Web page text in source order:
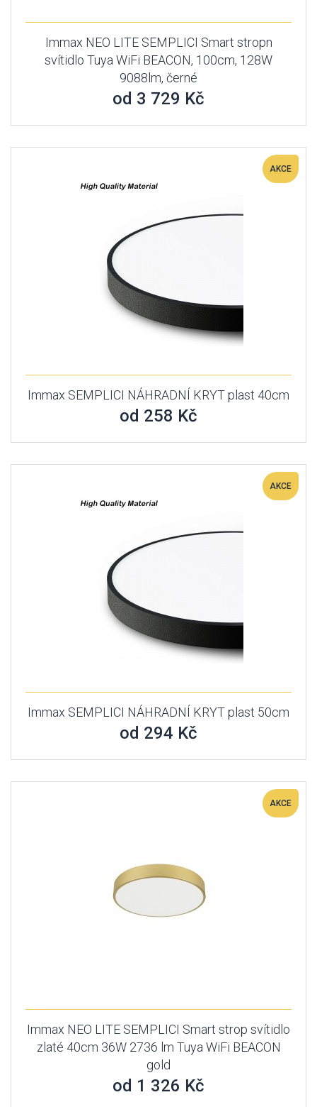
Immax NEO LITE SEMPLICI Smart stropn
svítidlo Tuya WiFi BEACON, 100cm, 128W
9088lm, černé
od 3 729 Kč
AKCE
Immax SEMPLICI NÁHRADNÍ KRYT plast 40cm
od 258 Kč
AKCE
Immax SEMPLICI NÁHRADNÍ KRYT plast 50cm
od 294 Kč
AKCE
Immax NEO LITE SEMPLICI Smart strop svítidlo
zlaté 40cm 36W 2736 lm Tuya WiFi BEACON
gold
od 1 326 Kč